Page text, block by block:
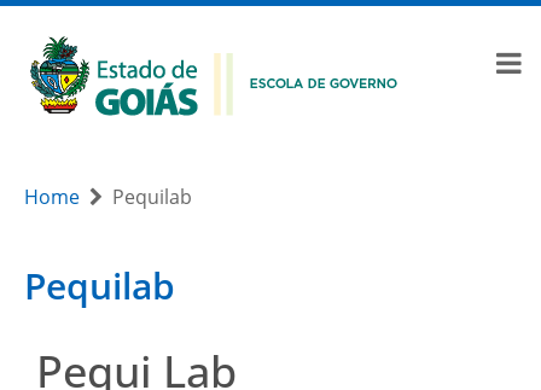
Home Pequilab
Pequilab
Pequi Lab